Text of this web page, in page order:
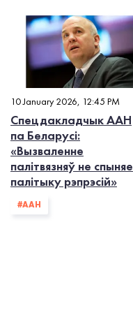
10 January 2026, 12:45 PM
Спецдакладчык ААН
па Беларусі:
«Вызваленне
палітвязняў не спыняе
палітыку рэпрэсій»
#ААН